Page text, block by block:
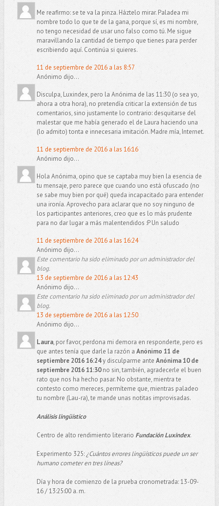
Me reafirmo: se te va la pinza. Háztelo mirar. Paladea mi
nombre todo lo que te de la gana, porque sí, es mi nombre,
no tengo necesidad de usar uno falso como tú. Me sigue
maravillando la cantidad de tiempo que tienes para perder
escribiendo aquí. Continúa si quieres.
11 de septiembre de 2016 a las 8:57
Anónimo dijo...
Disculpa, Luxindex, pero la Anónima de las 11:30 (o sea yo,
ahora a otra hora), no pretendía criticar la extensión de tus
comentarios, sino justamente lo contrario: desquitarse del
malestar que me había generado el de Laura haciendo una
(lo admito) tonta e innecesaria imitación. Madre mía, Internet.
11 de septiembre de 2016 a las 16:16
Anónimo dijo...
Hola Anónima, opino que se captaba muy bien la esencia de
tu mensaje, pero parece que cuando uno está ofuscado (no
se sabe muy bien por qué) queda incapacitado para entender
una ironía. Aprovecho para aclarar que no soy ninguno de
los participantes anteriores, creo que es lo más prudente
para no dar lugar a más malentendidos :P Un saludo
11 de septiembre de 2016 a las 16:24
Anónimo dijo...
Este comentario ha sido eliminado por un administrador del
blog.
13 de septiembre de 2016 a las 12:43
Anónimo dijo...
Este comentario ha sido eliminado por un administrador del
blog.
13 de septiembre de 2016 a las 12:50
Anónimo dijo...
Laura, por favor, perdona mi demora en responderte, pero es
que antes tenía que darle la razón a Anónimo 11 de
septiembre 2016 16:24y disculparme ante Anónima 10 de
septiembre 2016 11:30no sin, también, agradecerle el buen
rato que nos ha hecho pasar. No obstante, mientra te
contesto como mereces, permíteme que, mientras paladeo
tu nombre (Lau-ra), te mande unas notitas improvisadas.
Análisis lingüístico
Centro de alto rendimiento literario Fundación Luxindex.
Experimento 325:¿Cuántos errores lingüísticos puede un ser
humano cometer en tres líneas?
Día y hora de comienzo de la prueba cronometrada: 13-09-
16 / 13:25:00 a. m.